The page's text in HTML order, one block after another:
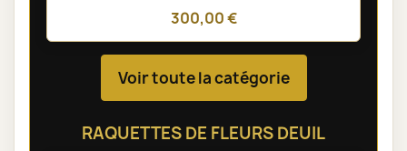
300,00 €
Voir toute la catégorie
RAQUETTES DE FLEURS DEUIL